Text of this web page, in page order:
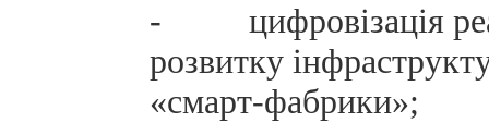
- цифровізація
розвитку
«смарт-фабрики»;